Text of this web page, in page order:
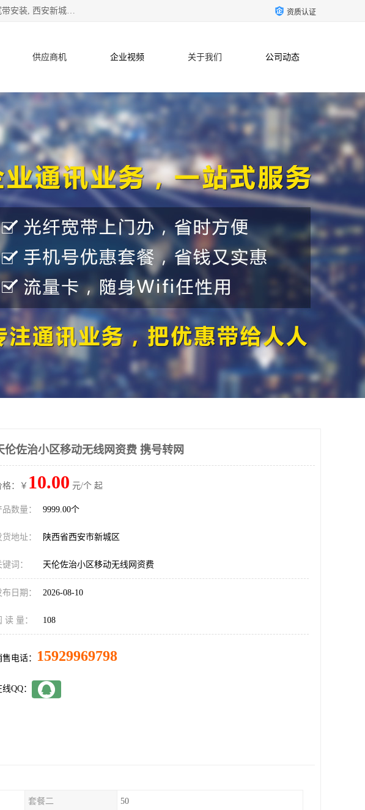
公司主要经营西安电信宽带安装,西安光纤专线安装,西安宽带安装,西安宽带办理,西安联通宽带安装,西安移动宽带安装, 西安新城赛派通讯商行从事西安地区的联通，移动，电信宽带安装，光纤专线安装，宽带办理等业务 资质认证
供应商机 企业视频 关于我们 公司动态
客户案例 联系方式
伦佐治小区移动无线网资费 携号转网
格：￥ 10.00 元/个 起
品数量： 9999.00个
货地址： 陕西省西安市新城区
键词： 天伦佐治小区移动无线网资费
布日期： 2026-08-10
读 量： 108
售电话： 15929969798
QQ：
套餐二 50